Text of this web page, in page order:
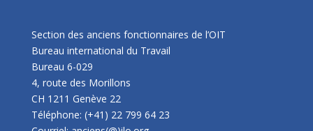
Section des anciens fonctionnaires de l’OIT
Bureau international du Travail
Bureau 6-029
4, route des Morillons
CH 1211 Genève 22
Téléphone: (+41) 22 799 64 23